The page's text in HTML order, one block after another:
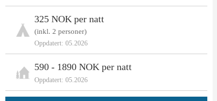
325 NOK per natt
(inkl. 2 personer)
Oppdatert: 05.2026
590 - 1890 NOK per natt
Oppdatert: 05.2026